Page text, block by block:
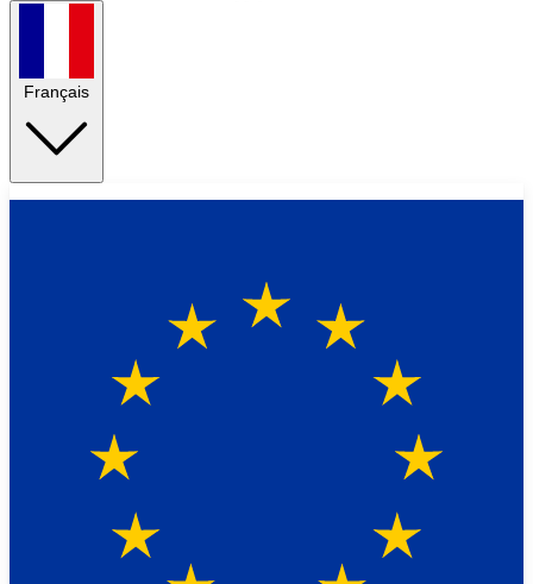
Français